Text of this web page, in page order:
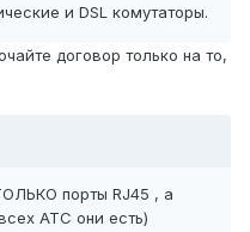
и DSL комутаторы.
договор только на то,
порты RJ45 , а
АТС они есть)